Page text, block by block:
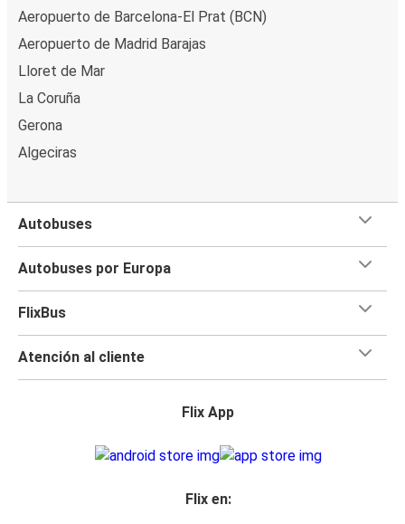
Aeropuerto de Barcelona-El Prat (BCN)
Aeropuerto de Madrid Barajas
Lloret de Mar
La Coruña
Gerona
Algeciras
Autobuses
Autobuses por Europa
FlixBus
Atención al cliente
Flix App
Flix en: